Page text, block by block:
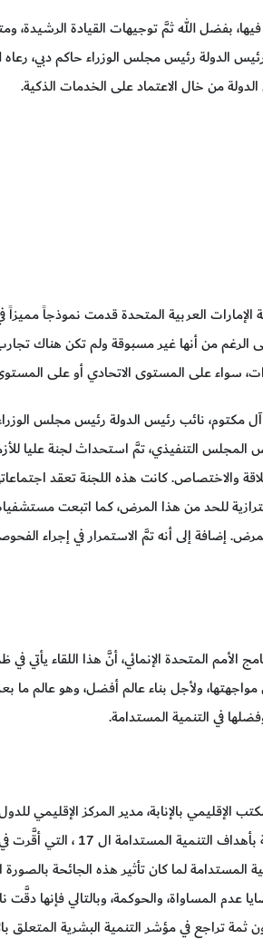
بفضل الله ثمَّ توجيهات القيادة الرشيدة،
رئيس مجلس الوزراء حاكم دبي، رعاه
من خال الاعتماد على الخدمات الذكية.
الرغم من أنها غير مسبوقة ولم تكن هناك
سواء على المستوى الاتحادي أو على
نائب رئيس الدولة رئيس مجلس الوزراء
التنفيذي، تمَّ استحداث لجنة عليا
والاختصاص. كانت هذه اللجنة تعقد
والتدابير الاحترازية للحد من هذا المرض، كما اتبعت
إضافة إلى أنه تمَّ الاستمرار في إجراء
الأمم المتحدة الإنمائي، أنَّ هذا اللقاء يأتي
ولأجل بناء عالم أفضل، وهو عالم ما
في التنمية المستدامة.
بالإنابة، مدير المركز الإقليمي
لما كان تأثير هذه الجائحة بالصورة
المساواة، والحوكمة، وبالتالي فإنها دقَّت
مرة في التاريخ منذ أن اعتمد هذا المؤشر في 1990 ، سيكون ثمة تراجع في مؤشر